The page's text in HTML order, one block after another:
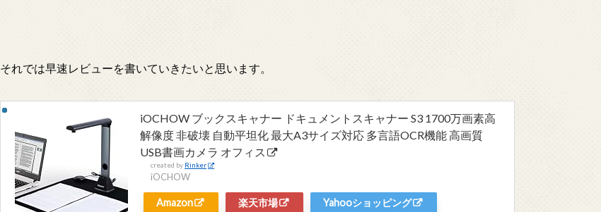
それでは早速レビューを書いていきたいと思います。
iOCHOW ブックスキャナー ドキュメントスキャナー S3 1700万画素高
解像度 非破壊 自動平坦化 最大A3サイズ対応 多言語OCR機能 高画質
USB書画カメラ オフィス
created by Rinker
iOCHOW
Amazon 楽天市場 Yahooショッピング